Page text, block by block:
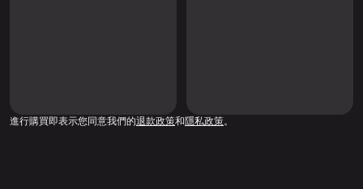
進行購買即表示您同意我們的退款政策和隱私政策。